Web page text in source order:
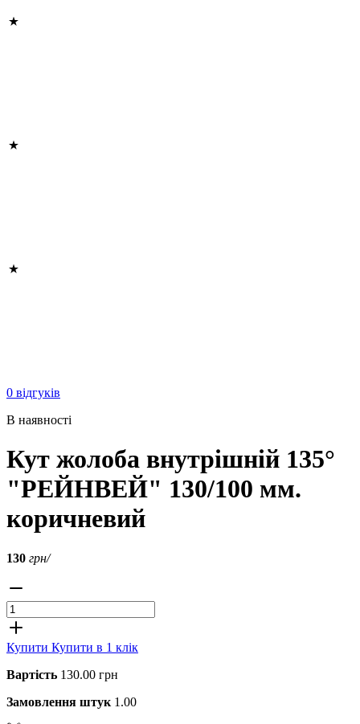
0 відгуків
В наявності
Кут жолоба внутрішній 135°
"РЕЙНВЕЙ" 130/100 мм.
коричневий
130 грн/
Купити Купити в 1 клік
Вартість 130.00 грн
Замовлення штук 1.00